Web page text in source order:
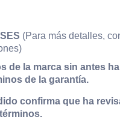
(Para más detalles,
de la marca sin antes
de la garantía.
confirma que ha